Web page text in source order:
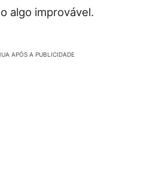
algo improvável.
APÓS A PUBLICIDADE